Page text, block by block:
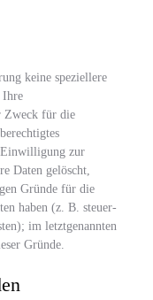
keine speziellere
Ihre
Zweck für die
Einwilligung zur
Daten gelöscht,
Gründe für die
haben (z. B. steuer-
im letztgenannten
Gründe.